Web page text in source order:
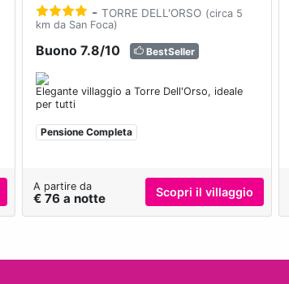
- TORRE DELL'ORSO (circa 5
km da San Foca)
Buono 7.8/10 BestSeller
Elegante villaggio a Torre Dell'Orso, ideale
per tutti
Pensione Completa
A partire da
€ 76 a notte Scopri il villaggio